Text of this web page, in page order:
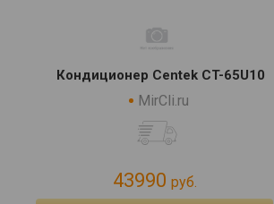
Кондиционер Centek CT-65U10
MirCli.ru
43990 руб.